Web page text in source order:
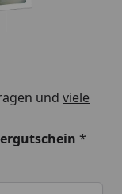
und viele
*